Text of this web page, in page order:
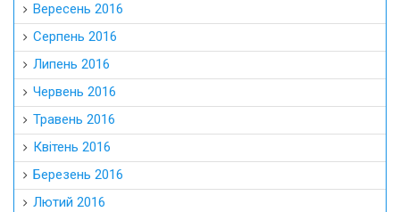
Вересень 2016
Серпень 2016
Липень 2016
Червень 2016
Травень 2016
Квітень 2016
Березень 2016
Лютий 2016